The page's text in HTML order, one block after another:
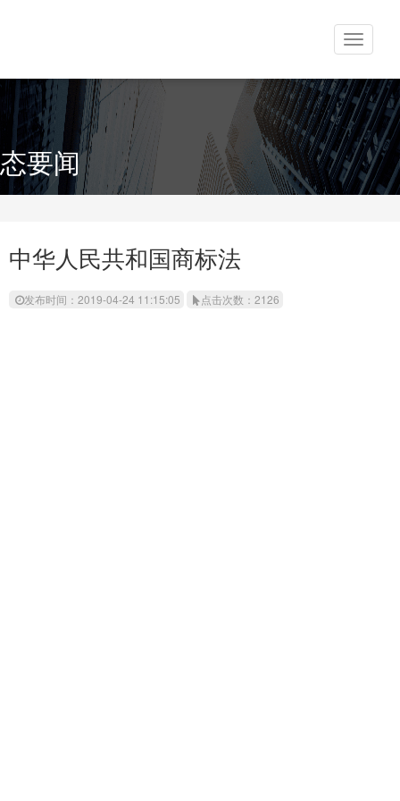
Toggle
态要闻
中华人民共和国商标法
发布时间：2019-04-24 11:15:05 点击次数：2126